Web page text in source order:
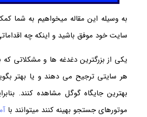
به وسیله این مقاله میخواهیم به شما
سایت خود موفق باشید و اینکه چه
یکی از بزرگترین دغدغه ها و مشکلاتی
هر سایتی ترجیح می دهند و یا بهتر
بهترین جایگاه گوگل مشاهده کنند.
موتورهای جستجو بهینه کنند میتوانند با